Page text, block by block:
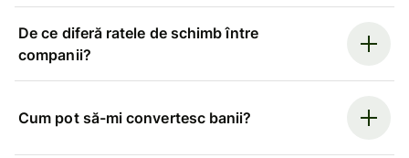
De ce diferă ratele de schimb între
companii?
Cum pot să-mi convertesc banii?